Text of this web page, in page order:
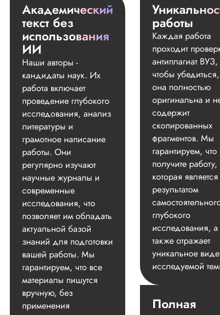
Академический
текст без
использования
ИИ
Наши авторы -
кандидаты наук. Их
работа включает
проведение глубокого
исследования, анализ
литературы и
грамотное написание
работы. Они
регулярно изучают
научные журналы и
современные
исследования, что
позволяет им обладать
актуальной базой
знаний для подготовки
вашей работы. Мы
гарантируем, что все
материалы пишутся
вручную, без
применения
работы
Каждая работа
проходит
антиплагиат ВУЗ,
чтобы
она полностью
оригинальна и
содержит
скопированных
фрагментов. Мы
гарантируем,
получите работу,
которая является
результатом
глубокого
исследования, а
также отражает
уникальное
исследуемой
Полная